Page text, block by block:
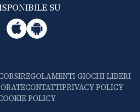
SU
REGOLAMENTI GIOCHI LIBERI
CONTATTIPRIVACY POLICY
POLICY